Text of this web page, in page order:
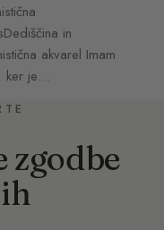
in
akvarel Imam
ker je…
zgodbe